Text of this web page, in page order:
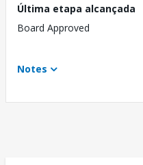
Última etapa alcançada
Board Approved
Notes